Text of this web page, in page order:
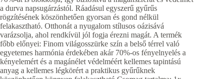
a durva napsugárzástól. Ráadásul egyszerű gyűrűs
rögzítésének köszönhetően gyorsan és gond nélkül
felakasztható. Otthonát a nyugalom stílusos oázisává
varázsolja, ahol rendkívül jól fogja érezni magát. A termék
főbb előnyei: Finom világosszürke szín a belső térrel való
egyetemes harmónia érdekében akár 70%-os fényelnyelés a
kényelemért és a magánélet védelméért kellemes tapintású
anyag a kellemes légkörért a praktikus gyűrűknek